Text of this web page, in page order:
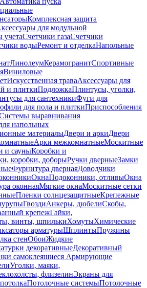
Комплексная защита
для модульной
Счетчики газаСчетчики
водыРемонт и отделкаНапольные
ЛинолеумКерамогранитСпортивные
Виниловые
Искусственная траваАксессуары для
и плиткиПодложкаПлинтусы, уголки,
для сантехникиФуги для
для пола и плиткиПриспособления
выравнивания
напольных
материалыДвери и аркиДвери
Арки межкомнатныеМоскитные
и сауныКоробки и
коробки, доборыРучки дверныеЗамки
Фурнитура двернаяДоводчики
ОкнаПодоконники, отливыОкна
оконнаяМягкие окнаМоскитные сетки
Пленки солнцезащитныеКрепежные
ГвоздиАнкеры, дюбелиСкобы,
крепежГайки,
винты, шпилькиХомутыХимические
арматурыШплинтыПружины
стенОбоиЖидкие
декоративныеДекоративный
самоклеящиеся Армирующие
Уголки, маяки,
флизелинЭкраны для
Потолочные системыПотолочные